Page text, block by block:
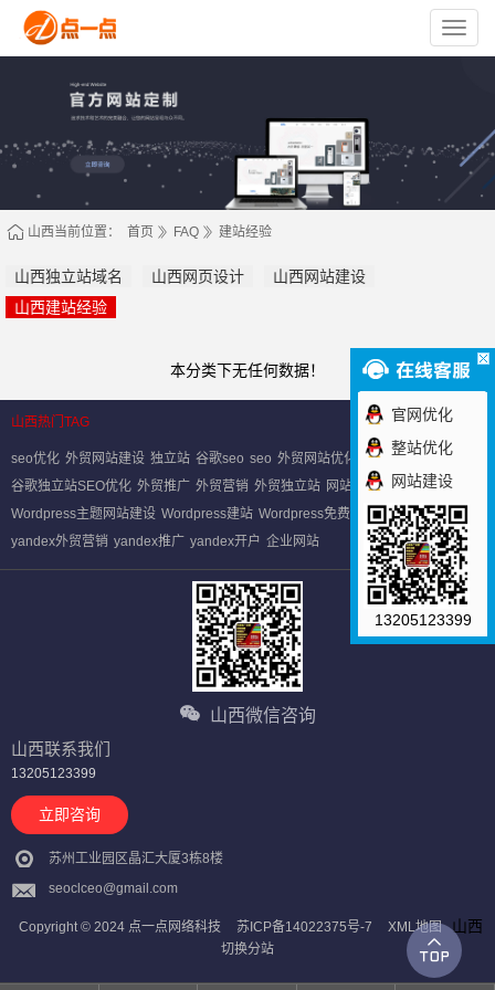
苏
州
点
术
有
司
山西当前位置： 首页 FAQ 建站经验
山西独立站域名 山西网页设计
山西网站建设
山西建站经验
本分类下无任何数据！
山西热门TAG
seo优化 外贸网站建设 独立站 谷歌seo seo 外贸网站优化
谷歌独立站SEO优化 外贸推广 外贸营销 外贸独立站 网站优化
Wordpress主题网站建设 Wordpress建站 Wordpress免费做网站
yandex外贸营销 yandex推广 yandex开户 企业网站
山西微信咨询
山西联系我们
13205123399
立即咨询
苏州工业园区晶汇大厦3栋8楼
seoclceo@gmail.com
Copyright © 2024 点一点网络科技 苏ICP备14022375号-7 XML地图 山西
切换分站
官网优化
整站优化
网站建设
13205123399